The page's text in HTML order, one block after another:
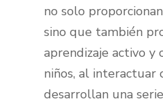
no solo
sino que también
aprendizaje activo y
niños, al interactuar
desarrollan una